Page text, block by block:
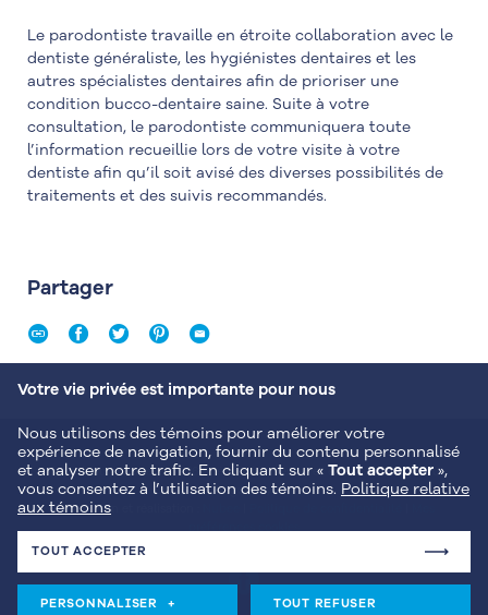
Le parodontiste travaille en étroite collaboration avec le
dentiste généraliste, les hygiénistes dentaires et les
autres spécialistes dentaires afin de prioriser une
condition bucco-dentaire saine. Suite à votre
consultation, le parodontiste communiquera toute
l’information recueillie lors de votre visite à votre
dentiste afin qu’il soit avisé des diverses possibilités de
traitements et des suivis recommandés.
Partager
Tous droits réservés©2026 Spécialistes Dentaires et Implantologie du
Saguenay
Conception et réalisation :
Votre vie privée est importante pour nous
Nous utilisons des témoins pour améliorer votre
expérience de navigation, fournir du contenu personnalisé
et analyser notre trafic. En cliquant sur « Tout accepter »,
vous consentez à l’utilisation des témoins. Politique relative
aux témoins
PERSONNALISER + TOUT REFUSER
TOUT ACCEPTER